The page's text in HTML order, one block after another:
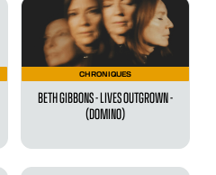
CHRONIQUES
BETH GIBBONS - LIVES OUTGROWN -
(DOMINO)